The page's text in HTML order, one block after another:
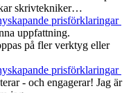
skrivtekniker…
prisförklaringar
uppfattning.
på fler verktyg eller
prisförklaringar
- och engagerar! Jag är